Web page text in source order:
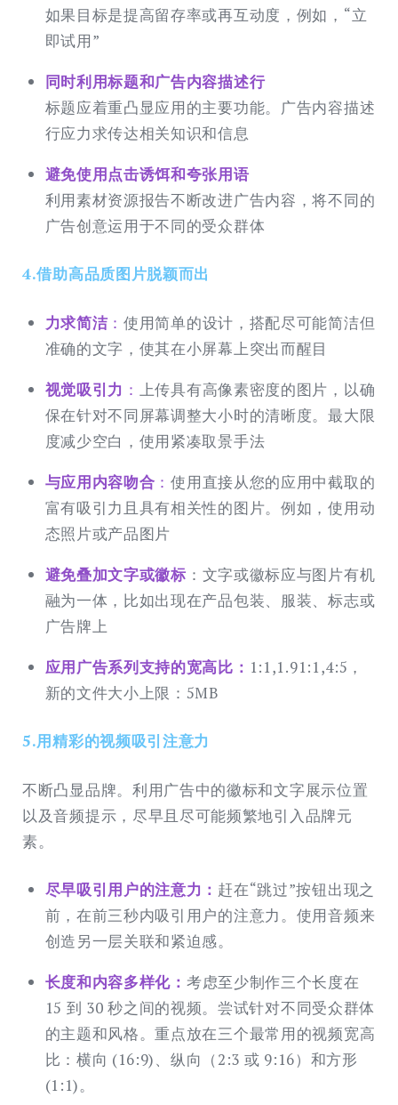
如果目标是提高留存率或再互动度，例如，“立
即试用”
同时利用标题和广告内容描述行
标题应着重凸显应用的主要功能。广告内容描述
行应力求传达相关知识和信息
避免使用点击诱饵和夸张用语
利用素材资源报告不断改进广告内容，将不同的
广告创意运用于不同的受众群体
4.借助高品质图片脱颖而出
力求简洁 ：使用简单的设计，搭配尽可能简洁但
准确的文字，使其在小屏幕上突出而醒目
视觉吸引力 ： 上传具有高像素密度的图片，以确
保在针对不同屏幕调整大小时的清晰度。最大限
度减少空白，使用紧凑取景手法
与应用内容吻合 ：使用直接从您的应用中截取的
富有吸引力且具有相关性的图片。例如，使用动
态照片或产品图片
避免叠加文字或徽标 ：文字或徽标应与图片有机
融为一体，比如出现在产品包装、服装、标志或
广告牌上
应用广告系列支持的宽高比： 1:1,1.91:1,4:5，
新的文件大小上限：5MB
5.用精彩的视频吸引注意力
不断凸显品牌。利用广告中的徽标和文字展示位置
以及音频提示，尽早且尽可能频繁地引入品牌元
素。
尽早吸引用户的注意力： 赶在“跳过”按钮出现之
前，在前三秒内吸引用户的注意力。使用音频来
创造另一层关联和紧迫感。
长度和内容多样化： 考虑至少制作三个长度在
15 到 30 秒之间的视频。尝试针对不同受众群体
的主题和风格。重点放在三个最常用的视频宽高
比：横向 (16:9)、纵向（2:3 或 9:16）和方形
(1:1)。